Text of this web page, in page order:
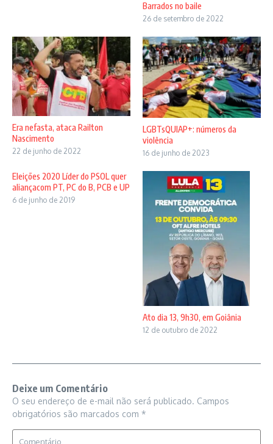
Barrados no baile
26 de setembro de 2022
Era nefasta, ataca Railton
Nascimento
22 de junho de 2022
LGBTsQUIAP+: números da
violência
16 de junho de 2023
Eleições 2020 Líder do PSOL quer
aliançacom PT, PC do B, PCB e UP
6 de junho de 2019
Ato dia 13, 9h30, em Goiânia
12 de outubro de 2022
Deixe um Comentário
O seu endereço de e-mail não será publicado. Campos
obrigatórios são marcados com *